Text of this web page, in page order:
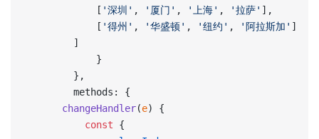
            [
'深圳' , '厦门' , '上海' , '拉萨' ],
            [
'得州' , '华盛顿' , '纽约' , '阿拉斯加' ]
        ]
			}
		},
		methods: {
      changeHandler
(e) {
          const
{